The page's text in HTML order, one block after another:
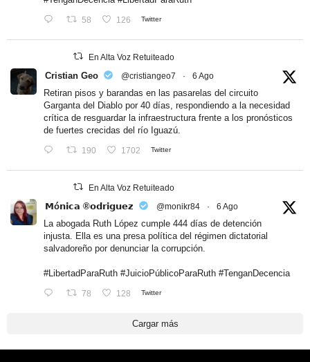
58 126 Twitter
En Alta Voz Retuiteado
Cristian Geo @cristiangeo7 · 6 Ago
Retiran pisos y barandas en las pasarelas del circuito
Garganta del Diablo por 40 días, respondiendo a la necesidad
crítica de resguardar la infraestructura frente a los pronósticos
de fuertes crecidas del río Iguazú.
190 1702 Twitter
En Alta Voz Retuiteado
𝗠ó𝗻𝗶𝗰𝗮 ®𝗼𝗱𝗿𝗶𝗴𝘂𝗲𝘇 @monikr84 · 6 Ago
La abogada Ruth López cumple 444 días de detención
injusta. Ella es una presa política del régimen dictatorial
salvadoreño por denunciar la corrupción.
#LibertadParaRuth #JuicioPúblicoParaRuth #TenganDecencia
78 128 Twitter
Cargar más